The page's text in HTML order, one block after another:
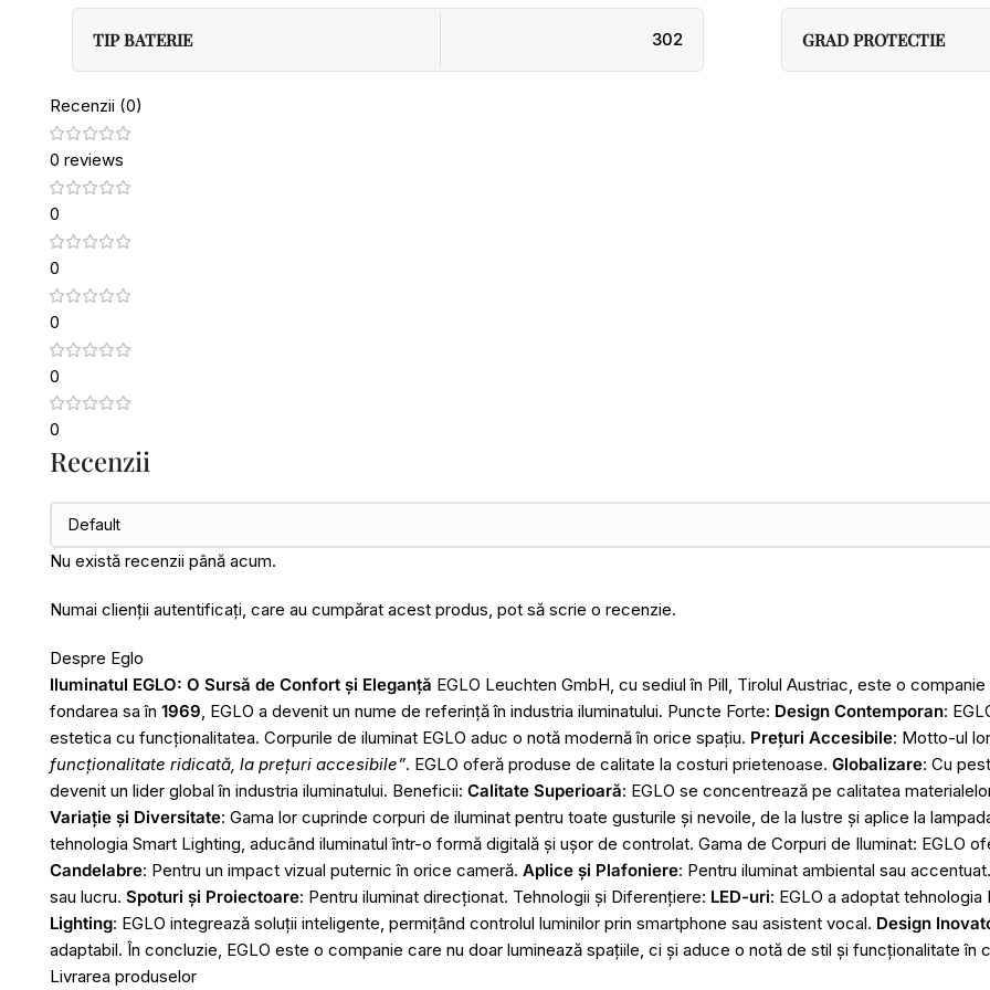
TIP BATERIE 302 GRAD PROTECTIE
Recenzii (0)
0 reviews
0
0
0
0
0
Recenzii
Nu există recenzii până acum.
Numai clienții autentificați, care au cumpărat acest produs, pot să scrie o recenzie.
Despre Eglo
Iluminatul EGLO: O Sursă de Confort și Eleganță EGLO Leuchten GmbH, cu sediul în Pill, Tirolul Austriac, este o
fondarea sa în 1969, EGLO a devenit un nume de referință în industria iluminatului. Puncte Forte: Design Contemporan:
estetica cu funcționalitatea. Corpurile de iluminat EGLO aduc o notă modernă în orice spațiu. Prețuri Accesibile: Motto-ul
funcționalitate ridicată, la prețuri accesibile”. EGLO oferă produse de calitate la costuri prietenoase. Globalizare: Cu
devenit un lider global în industria iluminatului. Beneficii: Calitate Superioară: EGLO se concentrează pe calitatea
Variație și Diversitate: Gama lor cuprinde corpuri de iluminat pentru toate gusturile și nevoile, de la lustre și aplice la
tehnologia Smart Lighting, aducând iluminatul într-o formă digitală și ușor de controlat. Gama de Corpuri de Iluminat: EGLO
Candelabre: Pentru un impact vizual puternic în orice cameră. Aplice și Plafoniere: Pentru iluminat ambiental sau
sau lucru. Spoturi și Proiectoare: Pentru iluminat direcționat. Tehnologii și Diferențiere: LED-uri: EGLO a adoptat
Lighting: EGLO integrează soluții inteligente, permițând controlul luminilor prin smartphone sau asistent vocal. Design
adaptabil. În concluzie, EGLO este o companie care nu doar luminează spațiile, ci și aduce o notă de stil și funcționalitate în
Livrarea produselor